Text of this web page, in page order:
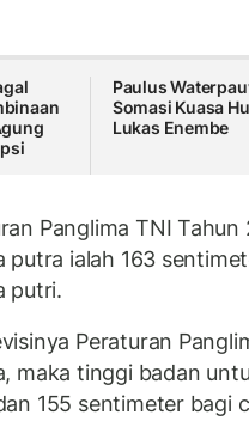
Paulus
Somasi Kuasa
Lukas Enembe
Panglima TNI
putra ialah 163
putri.
Peraturan
maka tinggi badan
155 sentimeter bagi